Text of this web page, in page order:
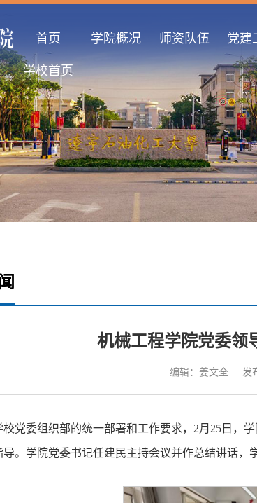
首页 学院概况 师资队伍 党建
学校首页
机械工程学院党委领
编辑：姜文全 发
校党委组织部的统一部署和工作要求，2月25日，
导。学院党委书记任建民主持会议并作总结讲话，